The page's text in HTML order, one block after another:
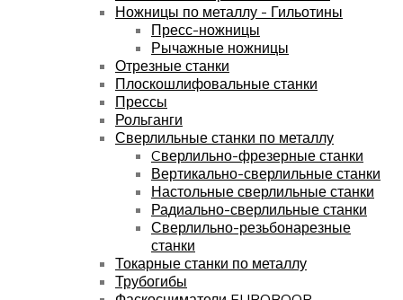
Ножницы по металлу - Гильотины
Пресс-ножницы
Рычажные ножницы
Отрезные станки
Плоскошлифовальные станки
Прессы
Рольганги
Сверлильные станки по металлу
Cверлильно-фрезерные станки
Вертикально-сверлильные станки
Настольные сверлильные станки
Радиально-сверлильные станки
Сверлильно-резьбонарезные
станки
Токарные станки по металлу
Трубогибы